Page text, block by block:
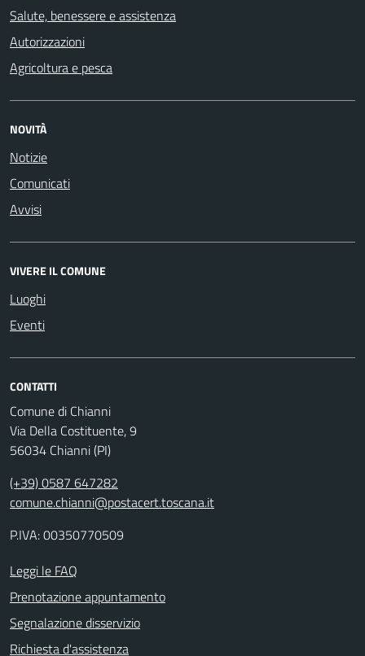
Salute, benessere e assistenza
Autorizzazioni
Agricoltura e pesca
NOVITÀ
Notizie
Comunicati
Avvisi
VIVERE IL COMUNE
Luoghi
Eventi
CONTATTI
Comune di Chianni
Via Della Costituente, 9
56034 Chianni (PI)
(+39) 0587 647282
comune.chianni@postacert.toscana.it
P.IVA: 00350770509
Leggi le FAQ
Prenotazione appuntamento
Segnalazione disservizio
Richiesta d'assistenza